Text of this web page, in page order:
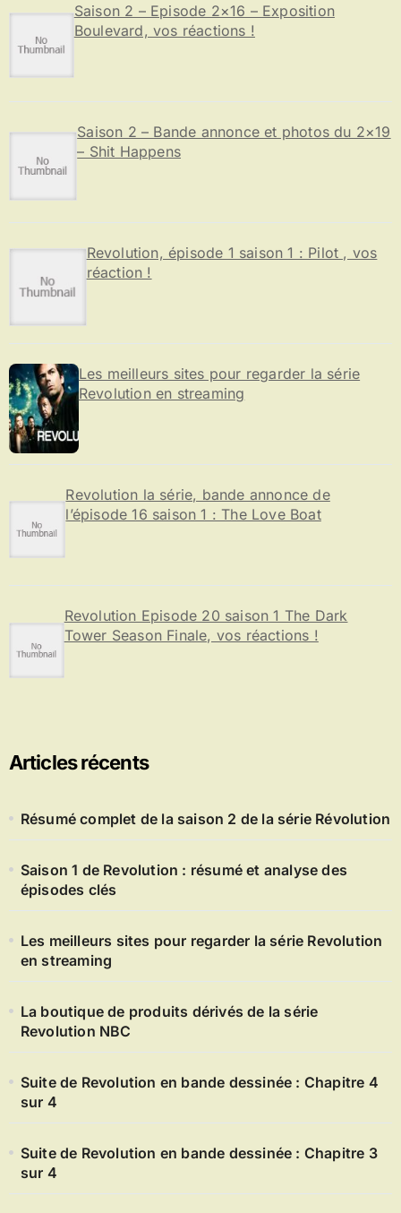
Saison 2 – Episode 2×16 – Exposition
Boulevard, vos réactions !
Saison 2 – Bande annonce et photos du 2×19
– Shit Happens
Revolution, épisode 1 saison 1 : Pilot , vos
réaction !
Les meilleurs sites pour regarder la série
Revolution en streaming
Revolution la série, bande annonce de
l’épisode 16 saison 1 : The Love Boat
Revolution Episode 20 saison 1 The Dark
Tower Season Finale, vos réactions !
Articles récents
Résumé complet de la saison 2 de la série Révolution
Saison 1 de Revolution : résumé et analyse des
épisodes clés
Les meilleurs sites pour regarder la série Revolution
en streaming
La boutique de produits dérivés de la série
Revolution NBC
Suite de Revolution en bande dessinée : Chapitre 4
sur 4
Suite de Revolution en bande dessinée : Chapitre 3
sur 4